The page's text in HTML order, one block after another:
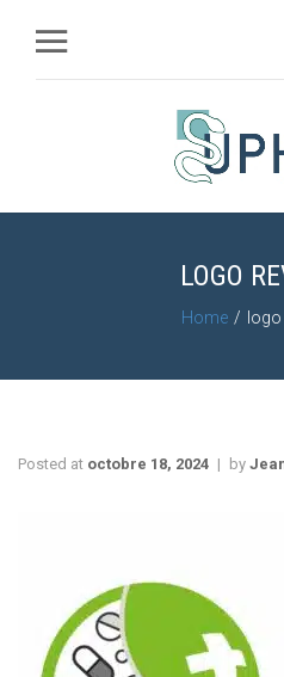
LOGO
Home logo
Posted at octobre 18, 2024 by